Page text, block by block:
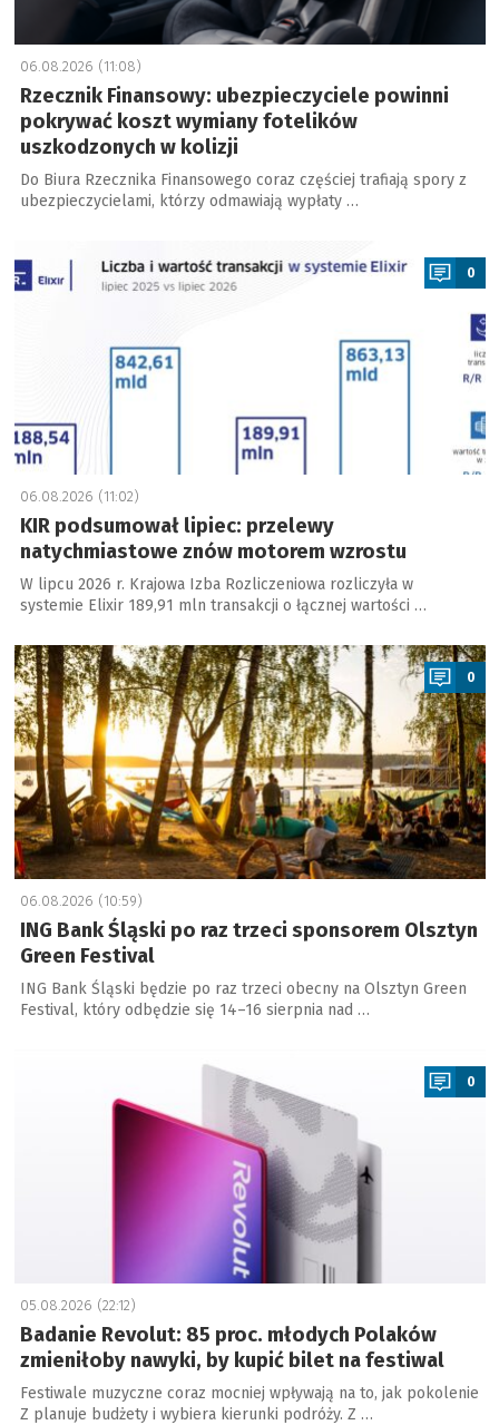
06.08.2026 (11:08)
Rzecznik Finansowy: ubezpieczyciele powinni
pokrywać koszt wymiany fotelików
uszkodzonych w kolizji
Do Biura Rzecznika Finansowego coraz częściej trafiają spory z
ubezpieczycielami, którzy odmawiają wypłaty …
0
06.08.2026 (11:02)
KIR podsumował lipiec: przelewy
natychmiastowe znów motorem wzrostu
W lipcu 2026 r. Krajowa Izba Rozliczeniowa rozliczyła w
systemie Elixir 189,91 mln transakcji o łącznej wartości …
a
0
06.08.2026 (10:59)
ING Bank Śląski po raz trzeci sponsorem Olsztyn
Green Festival
ING Bank Śląski będzie po raz trzeci obecny na Olsztyn Green
Festival, który odbędzie się 14–16 sierpnia nad …
0
05.08.2026 (22:12)
Badanie Revolut: 85 proc. młodych Polaków
zmieniłoby nawyki, by kupić bilet na festiwal
Festiwale muzyczne coraz mocniej wpływają na to, jak pokolenie
Z planuje budżety i wybiera kierunki podróży. Z …